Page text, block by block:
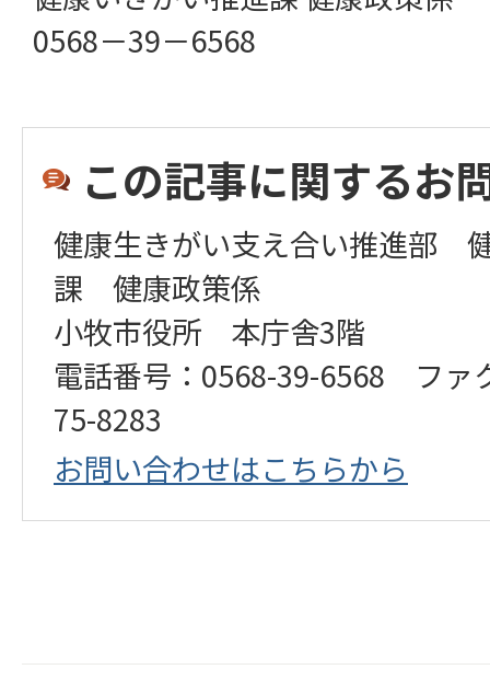
0568－39－6568
この記事に関するお
健康生きがい支え合い推進部
課 健康政策係
小牧市役所 本庁舎3階
電話番号：0568-39-6568 ファ
75-8283
お問い合わせはこちらから